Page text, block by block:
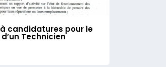
candidatures pour le
Technicien